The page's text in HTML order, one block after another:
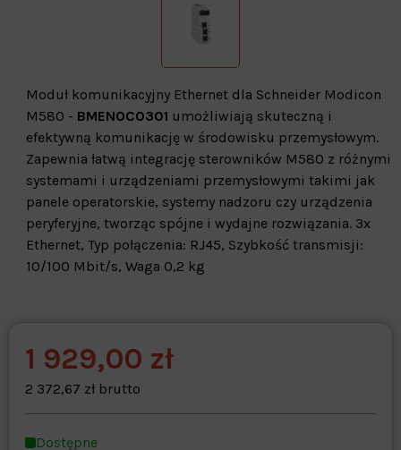
Moduł komunikacyjny Ethernet dla Schneider Modicon
M580 - BMENOC0301 umożliwiają skuteczną i
efektywną komunikację w środowisku przemysłowym.
Zapewnia łatwą integrację sterowników M580 z różnymi
systemami i urządzeniami przemysłowymi takimi jak
panele operatorskie, systemy nadzoru czy urządzenia
peryferyjne, tworząc spójne i wydajne rozwiązania. 3x
Ethernet, Typ połączenia: RJ45, Szybkość transmisji:
10/100 Mbit/s, Waga 0,2 kg
Warehouse
opcjonalne
1 929,00 zł
2 372,67 zł brutto
Dostępne